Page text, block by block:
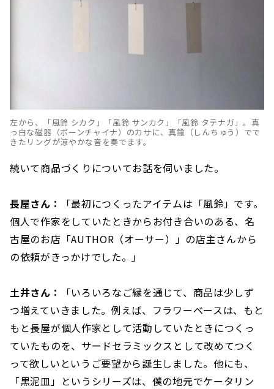
左から、「風鈴 シカク」「風鈴 サンカク」「風鈴 タテナガ」。真
っ白な磁器（ボーンチャイナ）のカサに、真鍮（しんちゅう）でで
きたリングが涼やかな音を奏でます。
続いて商品づくりについてお話を伺いました。
長屋さん：
「最初につくったアイテムは「風鈴」です。
個人で作家をしていたときからお付き合いのある、名
古屋のお店「AUTHOR（オーサー）」の店主さんから
の依頼がきっかけでした。」
土井さん：
「いろいろなご縁を通じて、商品は少しず
つ増えていきました。例えば、フラワーベースは、もと
もと長屋が個人作家として活動していたときにつくっ
ていたものを、サードセラミックスとして改めてつく
って欲しいというご要望から誕生しました。他にも、
「黒泥皿」というシリーズは、僕の地元でケータリン